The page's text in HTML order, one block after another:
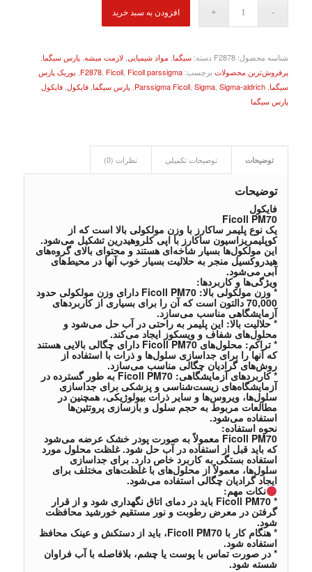
افزودن به سبد خرید
شناسه محصول: F2878 دسته: سیگما, مواد شیمیایی, لازمت میشه, پارس سیگما,
پرفروش‌ترین محصولات برچسب: F2878, Ficoll, Ficoll parssigma
, بوریک پارس
سیگما,
Parssigma Ficoll,Sigma,Sigma-aldrich
, پارس سیگما, فایکول, فایکول
پارس سیگما
توضیحات توضیحات تکمیلی نظرات (0)
توضیحات
فایکول
Ficoll PM70
یک نوع پلیمر ساکارز با وزن مولکولی بالا است که از
کوپلیمریزاسیون ساکارز با اپی کلروهیدرین تشکیل می‌شود.
این مولکول‌ها بسیار شاخه‌ای هستند و محتوای بالای گروه‌های
هیدروکسیل منجر به حلالیت بسیار خوب آنها در محیط‌های
آبی می‌شود.
ویژگی‌ها و کاربردها:
* وزن مولکولی بالا: Ficoll PM70 دارای وزن مولکولی حدود
70,000 دالتون است که آن را برای بسیاری از کاربردهای
آزمایشگاهی مناسب می‌سازد.
* حلالیت بالا: این پلیمر به راحتی در آب حل می‌شود و
محلول‌های شفاف و ویسکوز ایجاد می‌کند.
* تراکم: محلول‌های Ficoll PM70 دارای چگالی بالایی هستند
که آنها را برای جداسازی سلول‌ها و ذرات با استفاده از
روش‌های گرادیان چگالی مناسب می‌سازد.
* کاربردهای آزمایشگاهی: Ficoll PM70 به طور گسترده در
آزمایشگاه‌های زیست‌شناسی و پزشکی برای جداسازی
سلول‌ها، ویروس‌ها و سایر ذرات بیولوژیکی، همچنین در
مطالعات مربوط به حجم سلول و بازسازی پروتئین‌ها
استفاده می‌شود.
نحوه استفاده:
Ficoll PM70 معمولاً به صورت پودر خشک عرضه می‌شود
که باید قبل از استفاده در آب حل شود. غلظت محلول مورد
استفاده بستگی به کاربرد خاص دارد. برای جداسازی
سلول‌ها، معمولاً از محلول‌های با غلظت‌های مختلف برای
ایجاد گرادیان چگالی استفاده می‌شود.
نکات مهم:
* Ficoll PM70 باید در دمای اتاق نگهداری شود و از قرار
گرفتن در معرض رطوبت و نور مستقیم خورشید محافظت
شود.
* هنگام کار با Ficoll PM70، باید از دستکش و عینک محافظ
استفاده شود.
* در صورت تماس با پوست یا چشم، بلافاصله با آب فراوان
شسته شود.